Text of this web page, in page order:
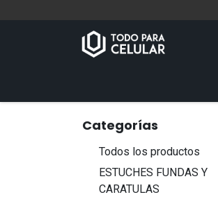
Categorías
Todos los productos
ESTUCHES FUNDAS Y
CARATULAS